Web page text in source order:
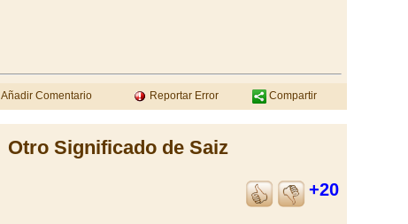
Añadir Comentario Reportar Error Compartir
Otro Significado de Saiz
+20